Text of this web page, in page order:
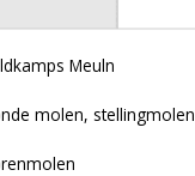
Meuln
molen, stellingmolen